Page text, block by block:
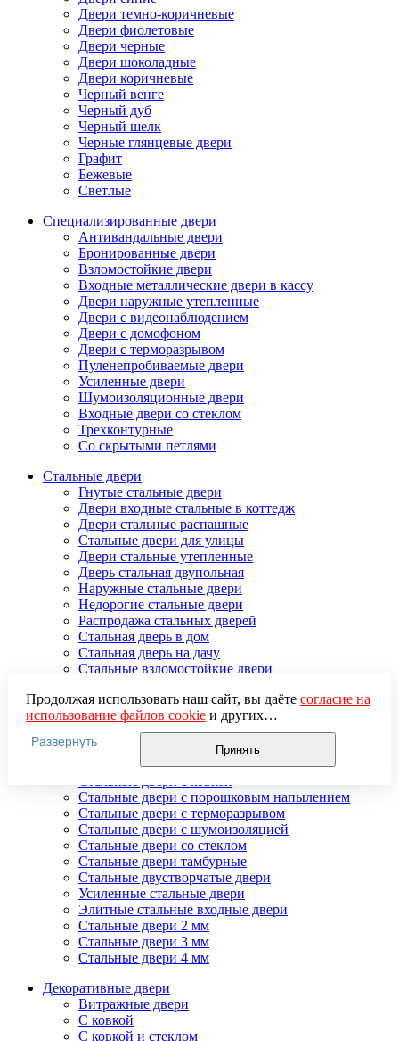
Двери темно-коричневые
Двери фиолетовые
Двери черные
Двери шоколадные
Двери коричневые
Черный венге
Черный дуб
Черный шелк
Черные глянцевые двери
Графит
Бежевые
Светлые
Специализированные двери
Антивандальные двери
Бронированные двери
Взломостойкие двери
Входные металлические двери в кассу
Двери наружные утепленные
Двери с видеонаблюдением
Двери с домофоном
Двери с терморазрывом
Пуленепробиваемые двери
Усиленные двери
Шумоизоляционные двери
Входные двери со стеклом
Трехконтурные
Со скрытыми петлями
Стальные двери
Гнутые стальные двери
Двери входные стальные в коттедж
Двери стальные распашные
Стальные двери для улицы
Двери стальные утепленные
Дверь стальная двупольная
Наружные стальные двери
Недорогие стальные двери
Распродажа стальных дверей
Стальная дверь в дом
Стальная дверь на дачу
Стальные взломостойкие двери
Стальные двери в подъезд
Стальные двери внутреннего открывания
Стальные двери массив
Стальные двери мдф
Стальные двери с зеркалом
Стальные двери с порошковым напылением
Стальные двери с терморазрывом
Стальные двери с шумоизоляцией
Стальные двери со стеклом
Стальные двери тамбурные
Стальные двустворчатые двери
Усиленные стальные двери
Элитные стальные входные двери
Стальные двери 2 мм
Стальные двери 3 мм
Стальные двери 4 мм
Декоративные двери
Витражные двери
С ковкой
С ковкой и стеклом
Продолжая использовать наш сайт, вы даёте согласие на
использование файлов cookieи других
пользовательских данных (включая IP-адрес, сведения о
местоположении, устройстве, действиях на сайте и т. п.)
для функционирования сайта, проведения
использования систем аналитики (например,
Яндекс.Метрика), в соответствии с нашей
обработки персональных данных.
Если вы не хотите, чтобы ваши данные обрабатывались,
настройте ограничения в браузере или покиньте сайт.
Развернуть
Принять